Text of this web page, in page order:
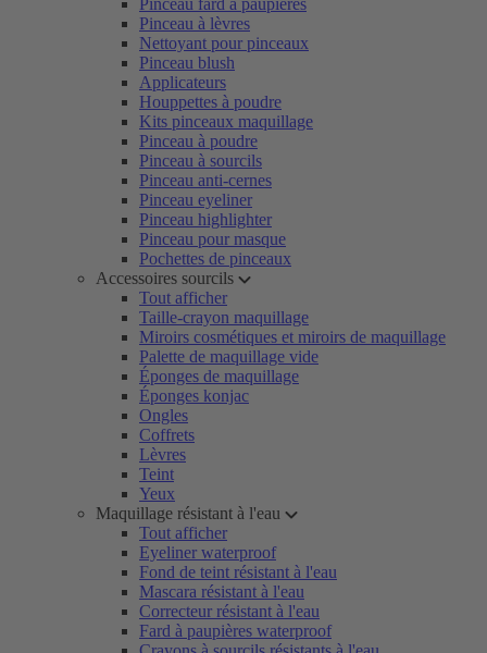
Pinceau fard à paupières
Pinceau à lèvres
Nettoyant pour pinceaux
Pinceau blush
Applicateurs
Houppettes à poudre
Kits pinceaux maquillage
Pinceau à poudre
Pinceau à sourcils
Pinceau anti-cernes
Pinceau eyeliner
Pinceau highlighter
Pinceau pour masque
Pochettes de pinceaux
Accessoires sourcils
Tout afficher
Taille-crayon maquillage
Miroirs cosmétiques et miroirs de maquillage
Palette de maquillage vide
Éponges de maquillage
Éponges konjac
Ongles
Coffrets
Lèvres
Teint
Yeux
Maquillage résistant à l'eau
Tout afficher
Eyeliner waterproof
Fond de teint résistant à l'eau
Mascara résistant à l'eau
Correcteur résistant à l'eau
Fard à paupières waterproof